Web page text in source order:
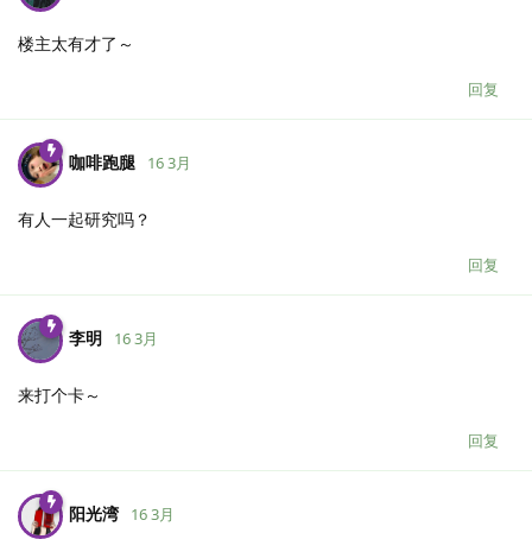
楼主太有才了～
回复
咖啡跑腿 16 3月
有人一起研究吗？
回复
李明 16 3月
来打个卡～
回复
阳光湾 16 3月